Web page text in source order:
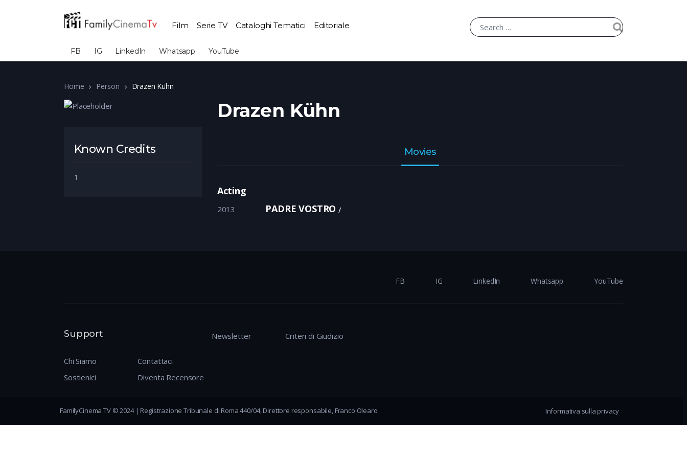
Film Serie TV Cataloghi Tematici Editoriale
FB IG LinkedIn Whatsapp YouTube
Home Person Drazen Kühn
Known Credits
1
Drazen Kühn
Movies
Acting
2013 PADRE VOSTRO
FB IG LinkedIn Whatsapp YouTube
Support
Chi Siamo
Sostienici
Contattaci
Diventa Recensore
Newsletter Criteri di Giudizio
FamilyCinema TV © 2024 | Registrazione Tribunale di Roma 440/04, Direttore responsabile, Franco Olearo Informativa sulla privacy